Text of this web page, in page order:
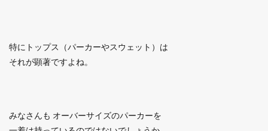
特にトップス（パーカーやスウェット）は
それが顕著ですよね。
みなさんも オーバーサイズのパーカーを